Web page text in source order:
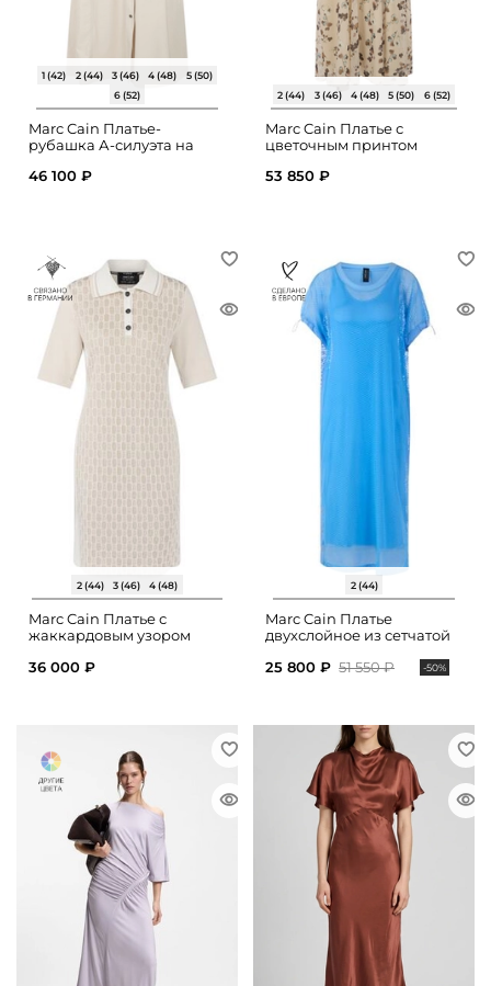
1 (42) 2 (44) 3 (46) 4 (48)
5 (50)
6 (52)
Marc Cain Платье-
рубашка А-силуэта на
46 100 ₽
2 (44) 3 (46) 4 (48) 5 (50) 6 (52)
Marc Cain Платье с
цветочным принтом
53 850 ₽
2 (44) 3 (46) 4 (48)
Marc Cain Платье с
жаккардовым узором
36 000 ₽
2 (44)
Marc Cain Платье
двухслойное из сетчатой
25 800 ₽ 51 550 ₽ -50%